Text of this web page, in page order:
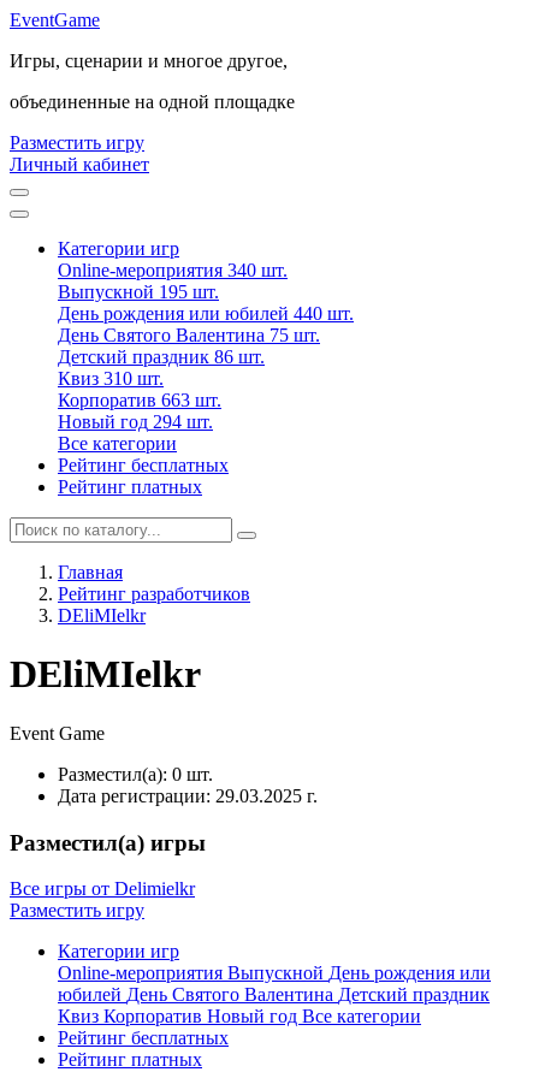
EventGame
Игры, сценарии и многое другое,
объединенные на одной площадке
Разместить игру
Личный кабинет
Категории игр
Online-мероприятия 340 шт.
Выпускной 195 шт.
День рождения или юбилей 440 шт.
День Святого Валентина 75 шт.
Детский праздник 86 шт.
Квиз 310 шт.
Корпоратив 663 шт.
Новый год 294 шт.
Все категории
Рейтинг бесплатных
Рейтинг платных
Главная
Рейтинг разработчиков
DEliMIelkr
DEliMIelkr
Event Game
Разместил(а): 0 шт.
Дата регистрации: 29.03.2025 г.
Разместил(а) игры
Все игры от Delimielkr
Разместить игру
Категории игр
Online-мероприятия Выпускной День рождения или
юбилей День Святого Валентина Детский праздник
Квиз Корпоратив Новый год Все категории
Рейтинг бесплатных
Рейтинг платных